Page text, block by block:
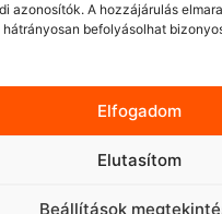
azonosítók. A hozzájárulás
befolyásolhat
Elfogadom
Elutasítom
Beállítások
ÁSZF
Fizetés és szálltás
Bankkártyás fizetés
GY.I.K.